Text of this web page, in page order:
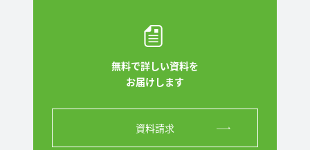
無料で詳しい資料を
お届けします
資料請求